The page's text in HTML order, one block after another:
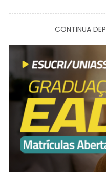
CONTINUA